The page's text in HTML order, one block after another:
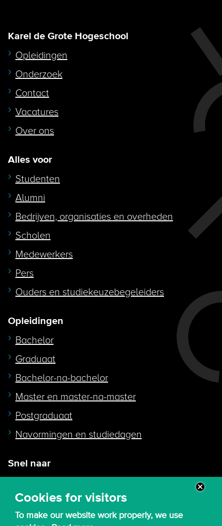
Cookies for visitors
To make our website work properly, we use
Karel de Grote Hogeschool
Opleidingen
Onderzoek
Contact
Vacatures
Over ons
Alles voor
Studenten
Alumni
Bedrijven, organisaties en overheden
Scholen
Medewerkers
Pers
Ouders en studiekeuzebegeleiders
Opleidingen
Bachelor
Graduaat
Bachelor-na-bachelor
Master en master-na-master
Postgraduaat
Navormingen en studiedagen
Snel naar
Webmail
Canvas